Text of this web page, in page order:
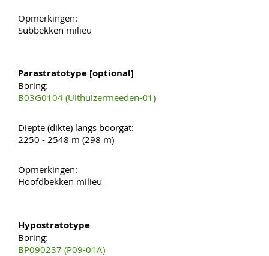
Opmerkingen:
Subbekken milieu
Parastratotype [optional]
Boring:
B03G0104 (Uithuizermeeden-01)
Diepte (dikte) langs boorgat:
2250 - 2548 m (298 m)
Opmerkingen:
Hoofdbekken milieu
Hypostratotype
Boring:
BP090237 (P09-01A)